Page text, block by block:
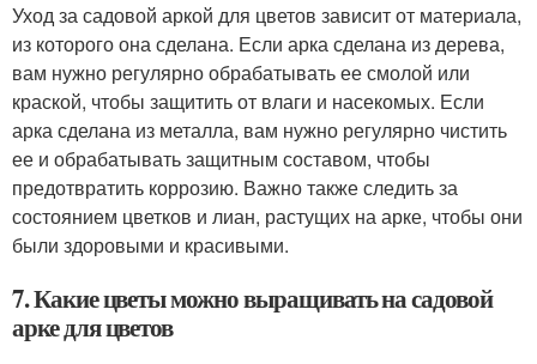
Уход за садовой аркой для цветов зависит от материала,
из которого она сделана. Если арка сделана из дерева,
вам нужно регулярно обрабатывать ее смолой или
краской, чтобы защитить от влаги и насекомых. Если
арка сделана из металла, вам нужно регулярно чистить
ее и обрабатывать защитным составом, чтобы
предотвратить коррозию. Важно также следить за
состоянием цветков и лиан, растущих на арке, чтобы они
были здоровыми и красивыми.
7. Какие цветы можно выращивать на садовой
арке для цветов